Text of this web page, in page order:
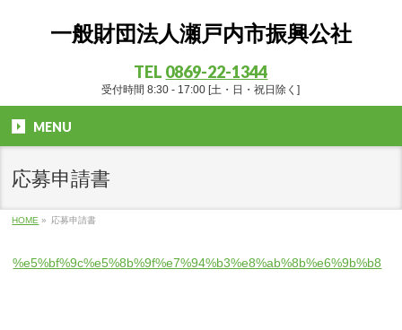
一般財団法人瀬戸内市振興公社
TEL 0869-22-1344
受付時間 8:30 - 17:00 [土・日・祝日除く]
MENU
応募申請書
HOME » 応募申請書
%e5%bf%9c%e5%8b%9f%e7%94%b3%e8%ab%8b%e6%9b%b8